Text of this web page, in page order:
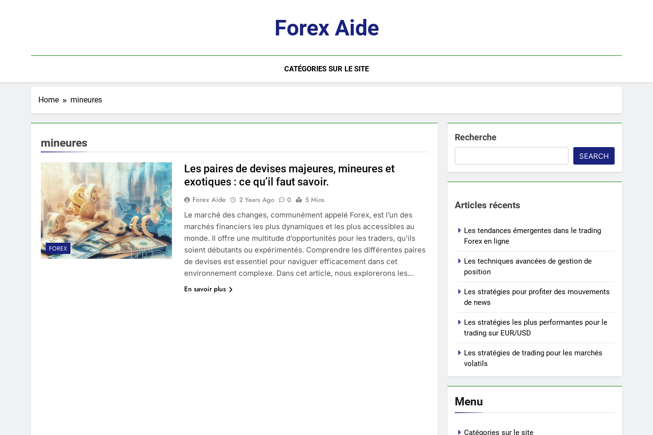
Forex Aide
CATÉGORIES SUR LE SITE
Home mineures
mineures
FOREX
Les paires de devises majeures, mineures et
exotiques : ce qu’il faut savoir.
Forex Aide 2 Years Ago 0
5 Mins
Le marché des changes, communément appelé Forex, est l’un des
marchés financiers les plus dynamiques et les plus accessibles au
monde. Il offre une multitude d’opportunités pour les traders, qu’ils
soient débutants ou expérimentés. Comprendre les différentes paires
de devises est essentiel pour naviguer efficacement dans cet
environnement complexe. Dans cet article, nous explorerons les…
En savoir plus
Recherche
SEARCH
Articles récents
Les tendances émergentes dans le trading
Forex en ligne
Les techniques avancées de gestion de
position
Les stratégies pour profiter des mouvements
de news
Les stratégies les plus performantes pour le
trading sur EUR/USD
Les stratégies de trading pour les marchés
volatils
Menu
Catégories sur le site